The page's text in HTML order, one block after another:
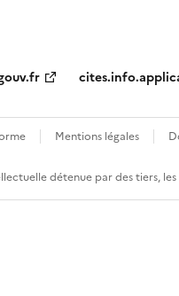
Mentions légales
détenue par des tiers,